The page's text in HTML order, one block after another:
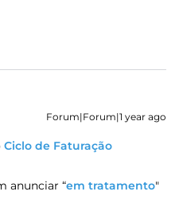
Forum|Forum|1 year ago
Ciclo de Faturação
anunciar “em tratamento"